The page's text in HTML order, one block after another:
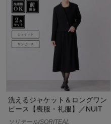
洗えるジャケット＆ロングワン
ピース【喪服・礼服】／NUIT
ソリテール/SORITEAL